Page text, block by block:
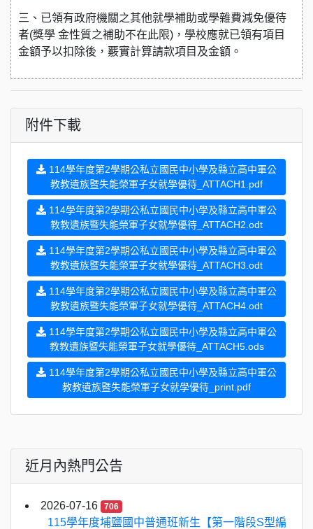
三、已領有政府機關之其他就學補助或學雜費減免優待
者(獎學 金性質之補助不在此限)，學校應就已領有項目
金額予以扣除後，覈實計算請款項目及金額。
附件下載
114學年度第2學期公私立國民中小學及縣立高中軍公
教教遺族暨失能榮軍子女就學優待_ATTACH1.pdf
114學年度第2學期公私立國民中小學及縣立高中軍公
教教遺族暨失能榮軍子女就學優待_ATTACH2.odt
114學年度第2學期公私立國民中小學及縣立高中軍公
教教遺族暨失能榮軍子女就學優待_ATTACH3.odt
114學年度第2學期公私立國民中小學及縣立高中軍公
教教遺族暨失能榮軍子女就學優待_ATTACH4.odt
114學年度第2學期公私立國民中小學及縣立高中軍公
教教遺族暨失能榮軍子女就學優待_ATTACH5.ods
114學年度第2學期公私立國民中小學及縣立高中軍公
教教遺族暨失能榮軍子女就學優待_print.pdf
近月內熱門公告
2026-07-16 706
115學年度埔鹽國中普通班新生【第一階段S型編